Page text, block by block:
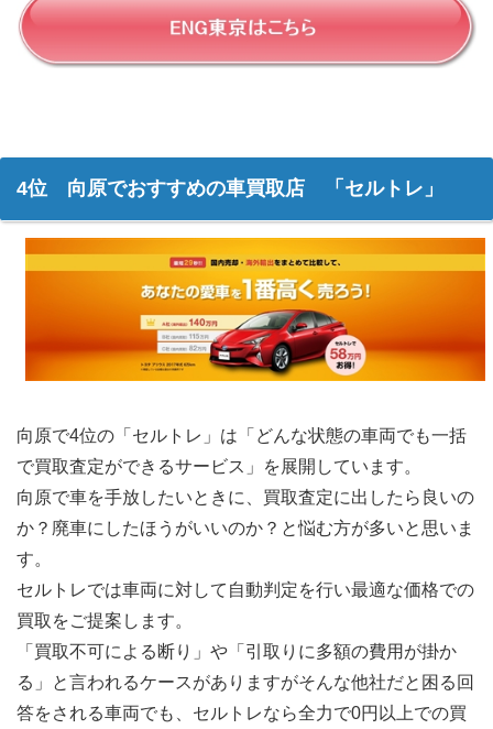
4位 向原でおすすめの車買取店 「セルトレ」
向原で4位の「セルトレ」は「どんな状態の車両でも一括
で買取査定ができるサービス」を展開しています。
向原で車を手放したいときに、買取査定に出したら良いの
か？廃車にしたほうがいいのか？と悩む方が多いと思いま
す。
セルトレでは車両に対して自動判定を行い最適な価格での
買取をご提案します。
「買取不可による断り」や「引取りに多額の費用が掛か
る」と言われるケースがありますがそんな他社だと困る回
答をされる車両でも、セルトレなら全力で0円以上での買